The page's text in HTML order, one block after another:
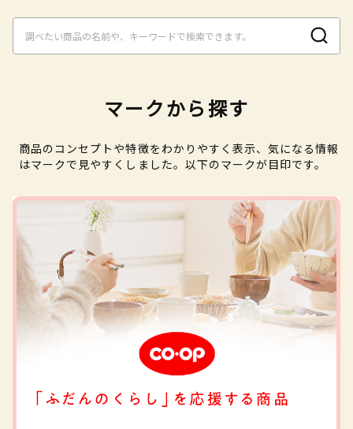
マークから探す
商品のコンセプトや特徴をわかりやすく表示、気になる情報
はマークで見やすくしました。以下のマークが目印です。